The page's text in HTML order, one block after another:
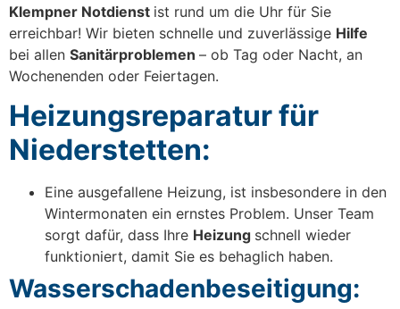
Klempner Notdienst ist rund um die Uhr für Sie
erreichbar! Wir bieten schnelle und zuverlässige Hilfe
bei allen Sanitärproblemen – ob Tag oder Nacht, an
Wochenenden oder Feiertagen.
Heizungsreparatur für
Niederstetten:
Eine ausgefallene Heizung, ist insbesondere in den
Wintermonaten ein ernstes Problem. Unser Team
sorgt dafür, dass Ihre Heizung schnell wieder
funktioniert, damit Sie es behaglich haben.
Wasserschadenbeseitigung: